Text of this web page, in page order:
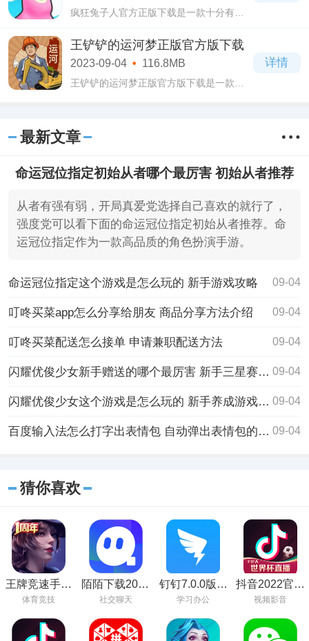
疯狂兔子人官方正版下载是一款十分有趣
方正版下载游戏当中为玩家提供了许多个
不同的关卡，很具有挑战性，操作简单易
上手
王铲铲的运河梦正版官方版下载
2023-09-04 116.8MB
王铲铲的运河梦正版官方版下载是一款全
清，玩
详情
最新文章
命运冠位指定初始从者哪个最厉害 初始从者推荐
从者有强有弱，开局真爱党选择自己喜欢的就行了，
强度党可以看下面的命运冠位指定初始从者推荐。命
运冠位指定作为一款高品质的角色扮演手游。
命运冠位指定这个游戏是怎么玩的 新手游戏攻略 09-04
叮咚买菜app怎么分享给朋友 商品分享方法介绍 09-04
叮咚买菜配送怎么接单 申请兼职配送方法 09-04
闪耀优俊少女新手赠送的哪个最厉害 新手三星赛马娘选择攻略 09-04
闪耀优俊少女这个游戏是怎么玩的 新手养成游戏攻略 09-04
百度输入法怎么打字出表情包 自动弹出表情包的方法 09-04
猜你喜欢
王牌竞速手游
下载
体育竞技
陌陌下载2023
最新安装版本
社交聊天
钉钉7.0.0版下
载
学习办公
抖音2022官方
最新版
视频影音